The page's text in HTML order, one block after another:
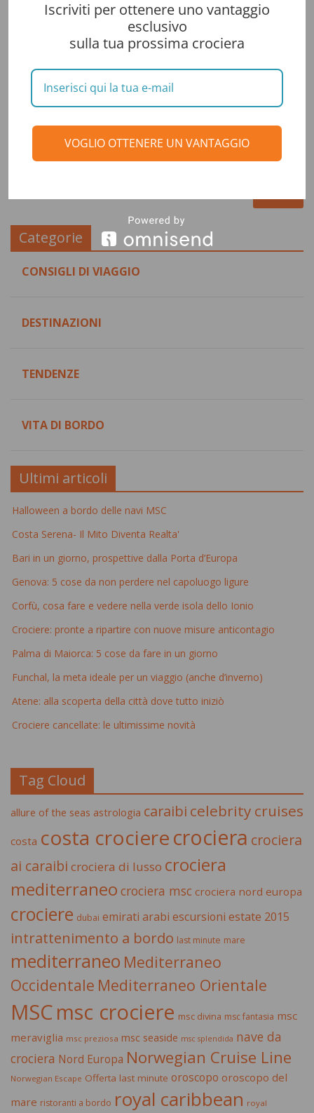
Categorie
CONSIGLI DI VIAGGIO
DESTINAZIONI
TENDENZE
VITA DI BORDO
Ultimi articoli
Halloween a bordo delle navi MSC
Costa Serena- Il Mito Diventa Realta'
Bari in un giorno, prospettive dalla Porta d’Europa
Genova: 5 cose da non perdere nel capoluogo ligure
Corfù, cosa fare e vedere nella verde isola dello Ionio
Crociere: pronte a ripartire con nuove misure anticontagio
Palma di Maiorca: 5 cose da fare in un giorno
Funchal, la meta ideale per un viaggio (anche d’inverno)
Atene: alla scoperta della città dove tutto iniziò
Crociere cancellate: le ultimissime novità
Tag Cloud
allure of the seas astrologia caraibi celebrity cruises
costa costa crocierecrociera crociera
ai caraibi crociera di lusso crociera
mediterraneo crociera msc crociera nord europa
crociere dubai emirati arabi escursioni estate 2015
intrattenimento a bordo last minute mare
mediterraneo Mediterraneo
Occidentale Mediterraneo Orientale
MSCmsc crociere msc divina msc fantasia msc
meraviglia msc preziosa msc seaside msc splendida nave da
crociera Nord Europa Norwegian Cruise Line
Norwegian Escape Offerta last minute oroscopo oroscopo del
mare ristoranti a bordo royal caribbean royal
Iscriviti per ottenere uno vantaggio
esclusivo
sulla tua prossima crociera
VOGLIO OTTENERE UN VANTAGGIO